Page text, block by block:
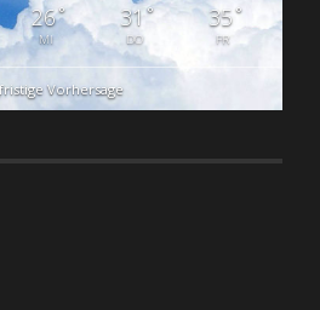
26°
MI
31°
DO
35°
FR
Vorhersage